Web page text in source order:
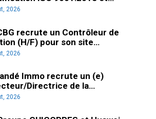
2026
recrute un Contrôleur de
(H/F) pour son site…
2026
Immo recrute un (e)
Directrice de la…
2026